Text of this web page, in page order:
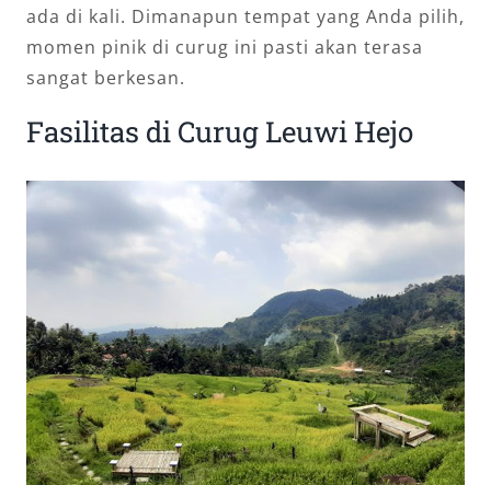
ada di kali. Dimanapun tempat yang Anda pilih,
momen pinik di curug ini pasti akan terasa
sangat berkesan.
Fasilitas di Curug Leuwi Hejo